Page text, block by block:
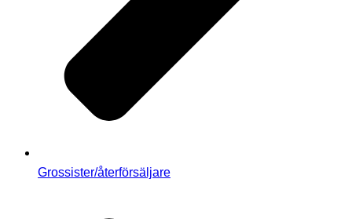
Grossister/återförsäljare